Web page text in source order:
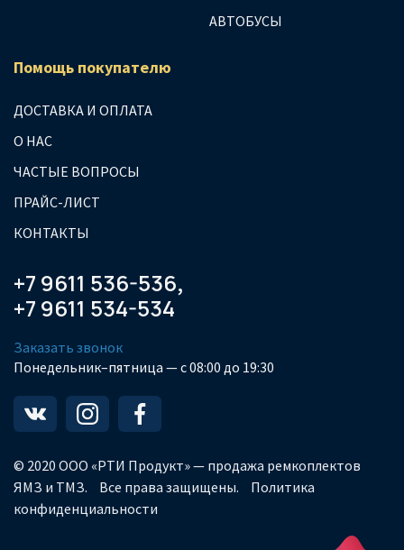
АВТОБУСЫ
Помощь покупателю
ДОСТАВКА И ОПЛАТА
О НАС
ЧАСТЫЕ ВОПРОСЫ
ПРАЙС-ЛИСТ
КОНТАКТЫ
+7 9611 536-536,
+7 9611 534-534
Заказать звонок
Понедельник–пятница — с 08:00 до 19:30
© 2020 ООО «РТИ Продукт» — продажа ремкоплектов
ЯМЗ и ТМЗ.
Все права защищены.
Политика
конфиденциальности